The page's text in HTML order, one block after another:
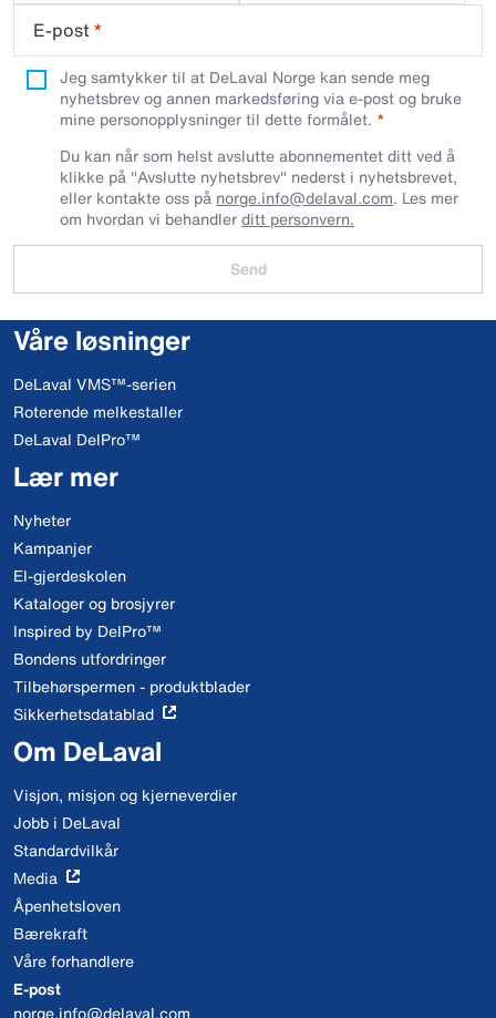
E-post*
Jeg samtykker til at DeLaval Norge kan sende meg
nyhetsbrev og annen markedsføring via e-post og bruke
mine personopplysninger til dette formålet.
Du kan når som helst avslutte abonnementet ditt ved å
klikke på "Avslutte nyhetsbrev" nederst i nyhetsbrevet,
eller kontakte oss på norge.info@delaval.com. Les mer
om hvordan vi behandlerditt personvern.
Send
Våre løsninger
DeLaval VMS™-serien
Roterende melkestaller
DeLaval DelPro™
Lær mer
Nyheter
Kampanjer
El-gjerdeskolen
Kataloger og brosjyrer
Inspired by DelPro™
Bondens utfordringer
Tilbehørspermen - produktblader
Sikkerhetsdatablad
Om DeLaval
Visjon, misjon og kjerneverdier
Jobb i DeLaval
Standardvilkår
Media
Åpenhetsloven
Bærekraft
Våre forhandlere
E-post
norge.info@delaval.com